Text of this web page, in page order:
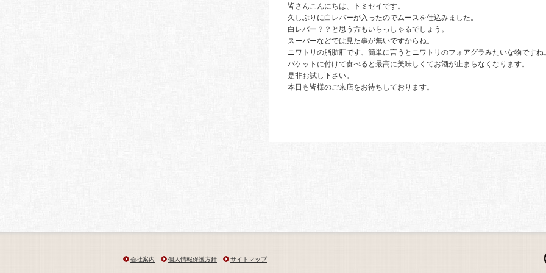
皆さんこんにちは、トミセイです。
久しぶりに白レバーが入ったのでムースを仕込みました。
白レバー？？と思う方もいらっしゃるでしょう。
スーパーなどでは見た事が無いですからね。
ニワトリの脂肪肝です、簡単に言うとニワトリのフォアグラみたいな物ですね
バケットに付けて食べると最高に美味しくてお酒が止まらなくなります。
是非お試し下さい。
本日も皆様のご来店をお待ちしております。
会社案内 個人情報保護方針 サイトマップ